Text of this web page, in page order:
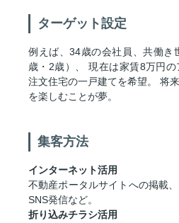
ターゲット設定
例えば、34歳の会社員、共働き
歳・2歳）、 現在は家賃8万円の
注文住宅の一戸建てを希望。 将
を楽しむことが夢。
集客方法
インターネット活用
不動産ポータルサイトへの掲載
SNS発信など。
折り込みチラシ活用